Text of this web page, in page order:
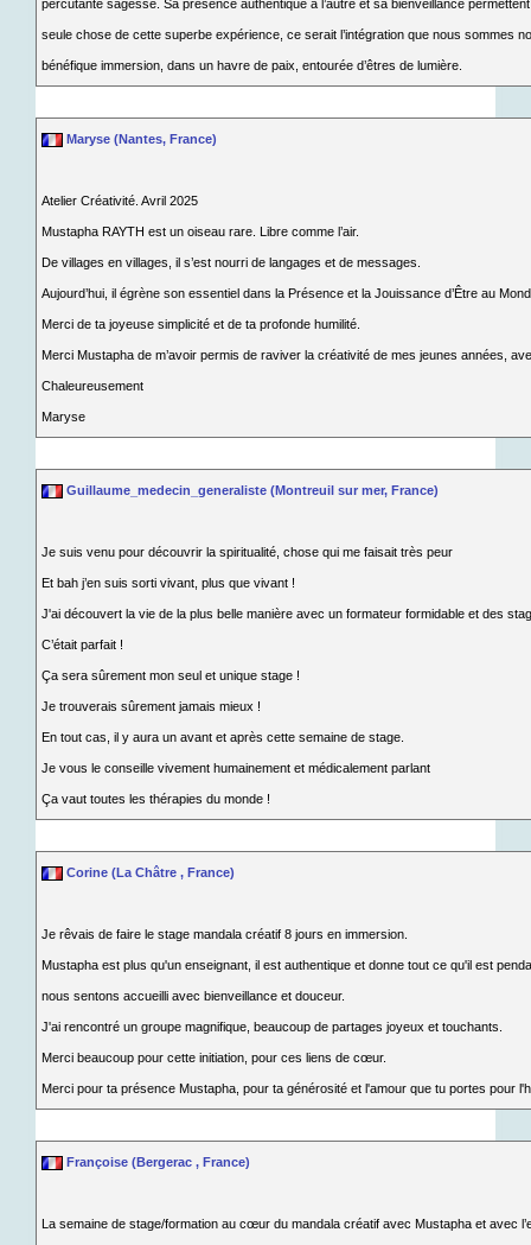
percutante sagesse. Sa présence authentique à l’autre et sa bienveillance
seule chose de cette superbe expérience, ce serait l’intégration que nous sommes
bénéfique immersion, dans un havre de paix, entourée d’êtres de lumière.
Maryse (Nantes, France)
Atelier Créativité. Avril 2025
Mustapha RAYTH est un oiseau rare. Libre comme l’air.
De villages en villages, il s’est nourri de langages et de messages.
Aujourd’hui, il égrène son essentiel dans la Présence et la Jouissance d’Être au
Merci de ta joyeuse simplicité et de ta profonde humilité.
Merci Mustapha de m’avoir permis de raviver la créativité de mes jeunes années,
Chaleureusement
Maryse
Guillaume_medecin_generaliste (Montreuil sur mer, France)
Je suis venu pour découvrir la spiritualité, chose qui me faisait très peur
Et bah j’en suis sorti vivant, plus que vivant !
J'ai découvert la vie de la plus belle manière avec un formateur formidable et des
C’était parfait !
Ça sera sûrement mon seul et unique stage !
Je trouverais sûrement jamais mieux !
En tout cas, il y aura un avant et après cette semaine de stage.
Je vous le conseille vivement humainement et médicalement parlant
Ça vaut toutes les thérapies du monde !
Corine (La Châtre , France)
Je rêvais de faire le stage mandala créatif 8 jours en immersion.
Mustapha est plus qu'un enseignant, il est authentique et donne tout ce qu'il est
nous sentons accueilli avec bienveillance et douceur.
J'ai rencontré un groupe magnifique, beaucoup de partages joyeux et touchants.
Merci beaucoup pour cette initiation, pour ces liens de cœur.
Merci pour ta présence Mustapha, pour ta générosité et l'amour que tu portes pour
Françoise (Bergerac , France)
La semaine de stage/formation au cœur du mandala créatif avec Mustapha et avec